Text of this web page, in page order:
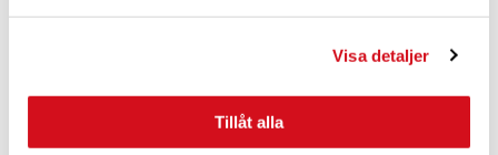
Visa detaljer
Tillåt alla
Logga in med hjälp av formuläret och följ anvisningarna.